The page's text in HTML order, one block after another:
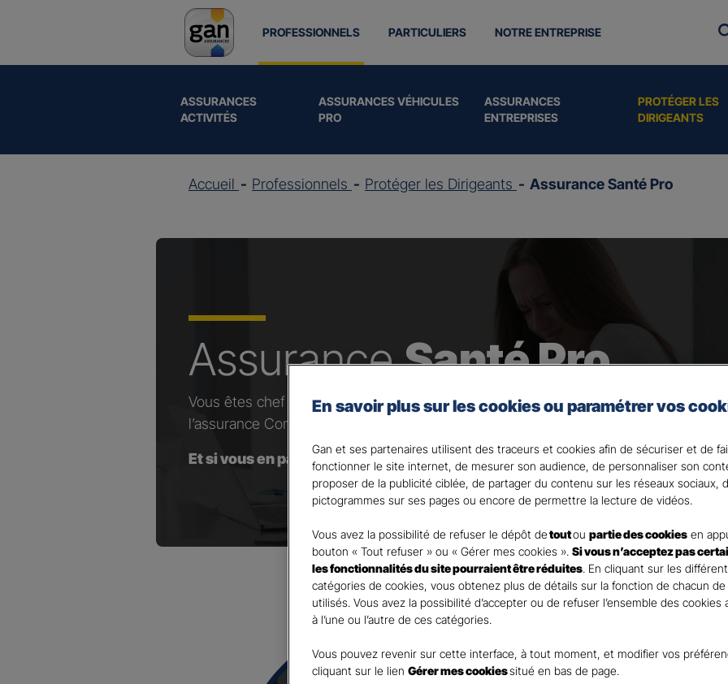
PROFESSIONNELS
ASSURANCES
ACTIVITÉS
ASSURANCES VÉHICULES
PRO
ASSURANCES
ENTREPRISES
PROTÉGER LES
DIRIGEANTS
PARTICULIERS NOTRE ENTREPRISE
Accueil Professionnels Protéger les Dirigeants Assurance Santé Pro
AssuranceSanté Pro
Vous êtes chef d’entreprise, artisan, commerçant, agriculteur ou vous exercez
l’assurance Complémentaire Santé Gan, nous faisons de votre santé un actif
Et si vous en parliez avec votre Agent général ?
En savoir plus sur les cookies ou paramétrer vos
Gan et ses partenaires utilisent des traceurs et cookies afin de sécuriser et de
fonctionner le site internet, de mesurer son audience, de personnaliser son
proposer de la publicité ciblée, de partager du contenu sur les réseaux sociaux,
pictogrammes sur ses pages ou encore de permettre la lecture de vidéos.
Vous avez la possibilité de refuser le dépôt detoutou partie des cookies en
bouton « Tout refuser » ou « Gérer mes cookies ». Si vous n’acceptez pas
les fonctionnalités du site pourraient être réduites. En cliquant sur les
catégories de cookies, vous obtenez plus de détails sur la fonction de chacun
utilisés. Vous avez la possibilité d’accepter ou de refuser l’ensemble des cookies
à l’une ou l’autre de ces catégories.
Vous pouvez revenir sur cette interface, à tout moment, et modifier vos
cliquant sur le lien Gérer mes cookiessitué en bas de page.